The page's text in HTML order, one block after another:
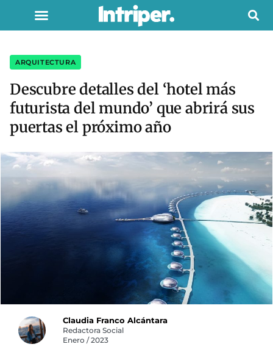
ARQUITECTURA
Descubre detalles del ‘hotel más
futurista del mundo’ que abrirá sus
puertas el próximo año
Claudia Franco Alcántara
Redactora Social
Enero / 2023